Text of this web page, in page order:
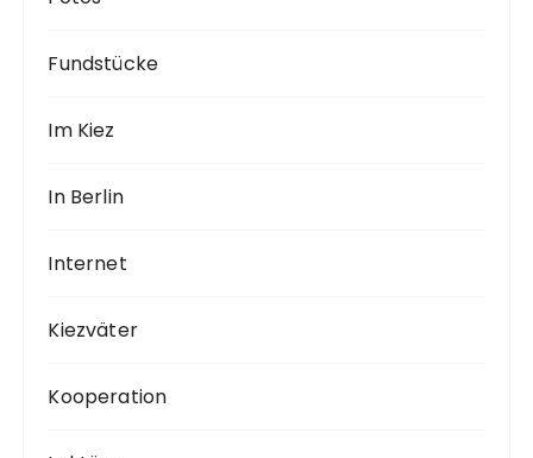
Fundstücke
Im Kiez
In Berlin
Internet
Kiezväter
Kooperation